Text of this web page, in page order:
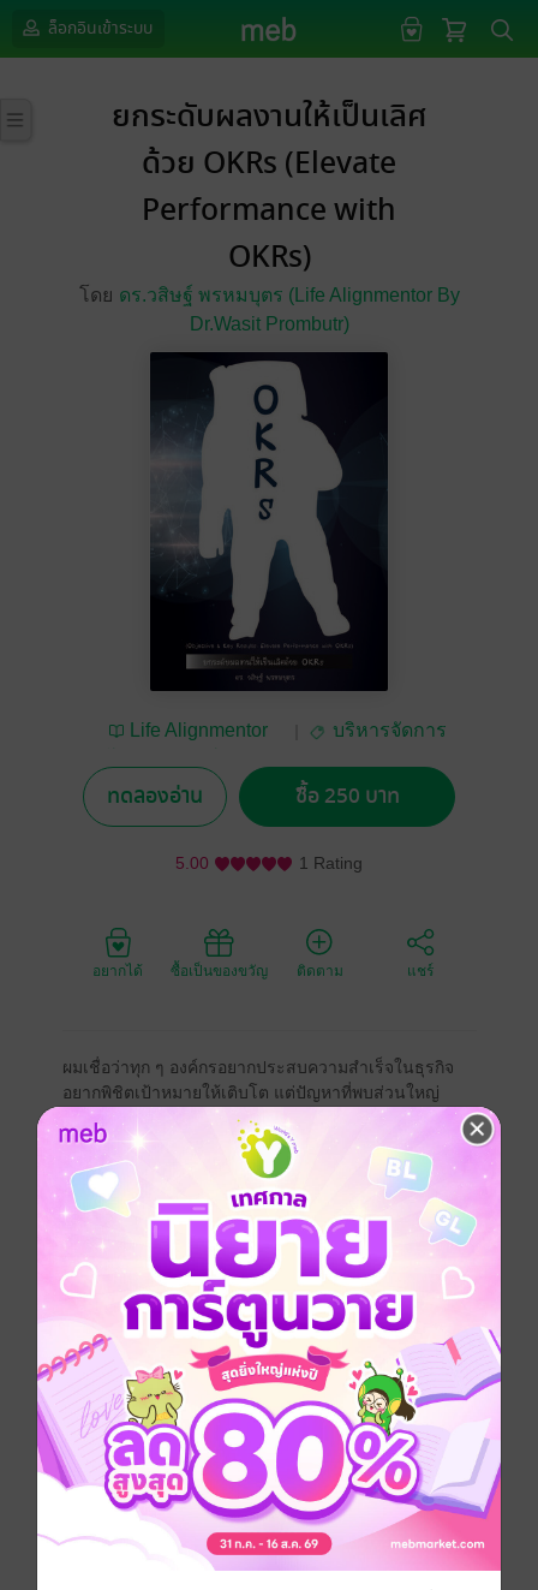
ล็อกอินเข้าระบบ
ยกระดับผลงานให้เป็นเลิศ
ด้วย OKRs (Elevate
Performance with
OKRs)
โดย ดร.วสิษฐ์ พรหมบุตร (Life Alignmentor By
Dr.Wasit Prombutr)
Life Alignmentor
บุตร
บริหารจัดการ
ทดลองอ่าน ซื้อ 250 บาท
5.00 1 Rating
อยากได้ ซื้อเป็นของขวัญ ติดตาม แชร์
ผมเชื่อว่าทุก ๆ องค์กรอยากประสบความสำเร็จในธุรกิจ
อยากพิชิตเป้าหมายให้เติบโต แต่ปัญหาที่พบส่วนใหญ่
บุคลากรขาดแรงจูงในการทำงาน
"องค์กรไม่เป็นไปในทิศทางเดียวกัน เป้าหมาย
วัตถุประสงค์แตกต่าง คนสร้างไม่ได้ทำ คนทำไม่ได้สร้าง
คนคิดเอาให้ยาก คนทำเอาให้ง่าย" รวมถึงระบบการ
ทำงานที่มีความคิดต่าง ทำให้องค์กรไม่มีอะไรเปลี่ยนแปลง
จนเกิดเครื่องมือหนึ่งที่นับว่าดี และมีประสิทธิภาพนั่นคือ
วัตถุประสงค์และผลลัพธ์ (Objective & Key Results) หรือ
OKRs ซึ่งตอบโจทย์องค์กรในยุคดิจิทัลที่มีความต้องการ
ความสร้างสรรค์สูง สามารถระดมความคิด นำไปไอเดียดี
ๆ มาสร้างสรรค์สู่การปฏิบัติงานที่สามารถสร้างผลลัพธ์ได้
นับ 10 เท่า (10X)
ทำอย่างไรให้องค์กรประสบความสำเร็จในธุรกิจ พิชิตเป้า
หมายให้เติบโต บุคคลากรมีแรงจูงและแรงบันดาลใจใน
การทำงาน หาคำตอบได้ใน "ยกระดับผลงานให้เป็นเลิศ
ด้วย OKRs (Elevate Performance with OKRs)"